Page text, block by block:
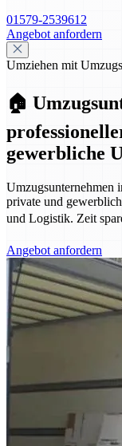
01579-2539612
Angebot anfordern
Umziehen mit
🏠
gewerbliche
Umzugsunternehmen
private und
und Logistik. Zeit
Angebot anfordern